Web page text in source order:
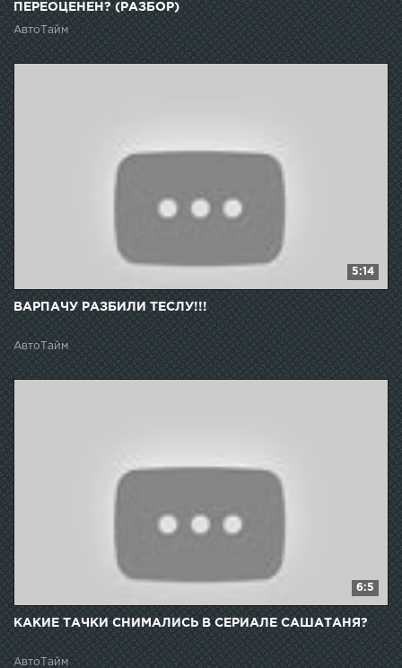
ПЕРЕОЦЕНЕН? (РАЗБОР)
АвтоТайм
5:14
ВАРПАЧУ РАЗБИЛИ ТЕСЛУ!!!
АвтоТайм
6:5
КАКИЕ ТАЧКИ СНИМАЛИСЬ В СЕРИАЛЕ САШАТАНЯ?
АвтоТайм